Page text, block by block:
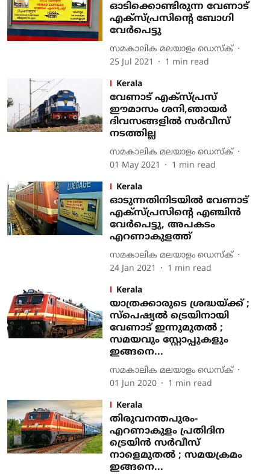
ഓടിക്കൊണ്ടിരുന്ന വേണാട്
എക്‌സ്പ്രസിന്റെ ബോഗി
വേര്‍പെട്ടു
സമകാലിക മലയാളം ഡെസ്ക്
25 Jul 2021
1 min read
Kerala
വേണാട് എക്‌സ്പ്രസ്
ഈമാസം ശനി,ഞായര്‍
ദിവസങ്ങളില്‍ സര്‍വീസ്
നടത്തില്ല
സമകാലിക മലയാളം ഡെസ്ക്
01 May 2021
1 min read
Kerala
ഓടുന്നതിനിടയിൽ വേണാട്
എക്സ്പ്രസിന്റെ എഞ്ചിൻ
വേർപെട്ടു, അപകടം
എറണാകുളത്ത്
സമകാലിക മലയാളം ഡെസ്ക്
24 Jan 2021
1 min read
Kerala
യാത്രക്കാരുടെ ശ്രദ്ധയ്ക്ക് ;
സ്‌പെഷ്യല്‍ ട്രെയിനായി
വേണാട് ഇന്നുമുതല്‍ ;
സമയവും സ്റ്റോപ്പുകളും
ഇങ്ങനെ...
സമകാലിക മലയാളം ഡെസ്ക്
01 Jun 2020
1 min read
Kerala
തിരുവനന്തപുരം-
എറണാകുളം പ്രതിദിന
ട്രെയിന്‍ സര്‍വീസ്
നാളെമുതല്‍ ; സമയക്രമം
ഇങ്ങനെ...